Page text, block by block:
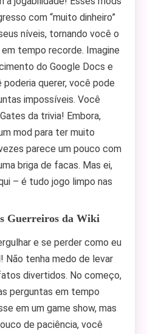
com “muito dinheiro”
níveis, tornando você o
tempo recorde. Imagine
do Google Docs e
querer, você pode
impossíveis. Você
da trivia! Embora,
mod para ter muito
parece um pouco com
briga de facas. Mas ei,
– é tudo jogo limpo nas
Guerreiros da Wiki
e se perder como eu
Não tenha medo de levar
divertidos. No começo,
perguntas em tempo
em um game show, mas
de paciência, você